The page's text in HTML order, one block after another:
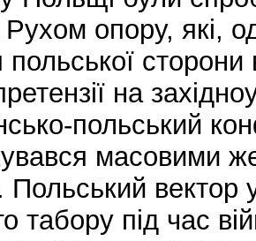
опору, які,
сторони
на
польський
масовими
Польський вектор
табору під час